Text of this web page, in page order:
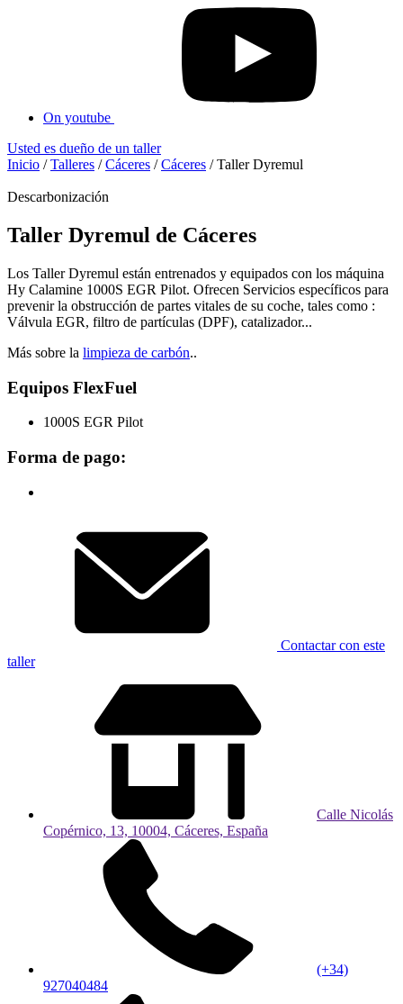
On youtube
Usted es dueño de un taller
Inicio /Talleres /Cáceres /Cáceres /Taller Dyremul
Descarbonización
Taller Dyremul de Cáceres
Los Taller Dyremul están entrenados y equipados con los máquina
Hy Calamine 1000S EGR Pilot. Ofrecen Servicios específicos para
prevenir la obstrucción de partes vitales de su coche, tales como :
Válvula EGR, filtro de partículas (DPF), catalizador...
Más sobre la limpieza de carbón..
Equipos FlexFuel
1000S EGR Pilot
Forma de pago:
Contactar con este
taller
Calle Nicolás
Copérnico, 13, 10004, Cáceres, España
(+34)
927040484